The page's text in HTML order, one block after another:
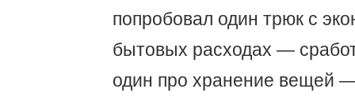
попробовал один трюк с
бытовых расходах —
один про хранение вещей